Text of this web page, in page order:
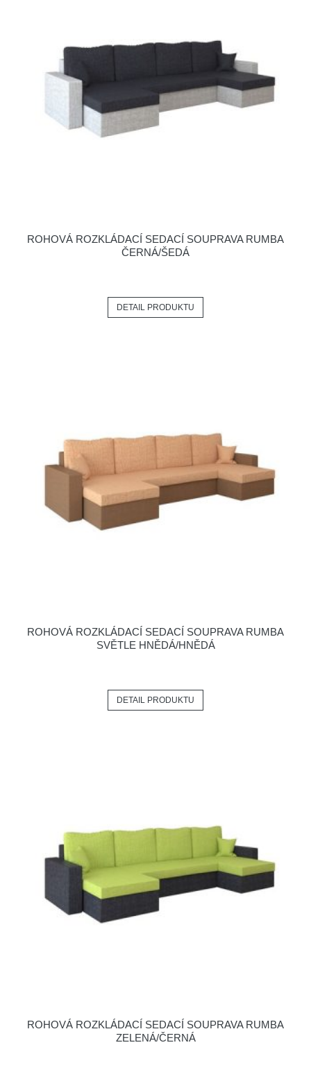
ROHOVÁ ROZKLÁDACÍ SEDACÍ SOUPRAVA RUMBA
ČERNÁ/ŠEDÁ
DETAIL PRODUKTU
ROHOVÁ ROZKLÁDACÍ SEDACÍ SOUPRAVA RUMBA
SVĚTLE HNĚDÁ/HNĚDÁ
DETAIL PRODUKTU
ROHOVÁ ROZKLÁDACÍ SEDACÍ SOUPRAVA RUMBA
ZELENÁ/ČERNÁ